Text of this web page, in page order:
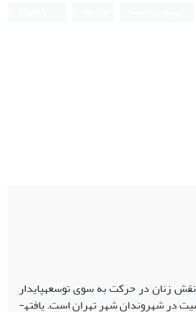
زنان در حرکت به سوی توسعه­پایدار
در شهروندان شهر تهران است. یافته­